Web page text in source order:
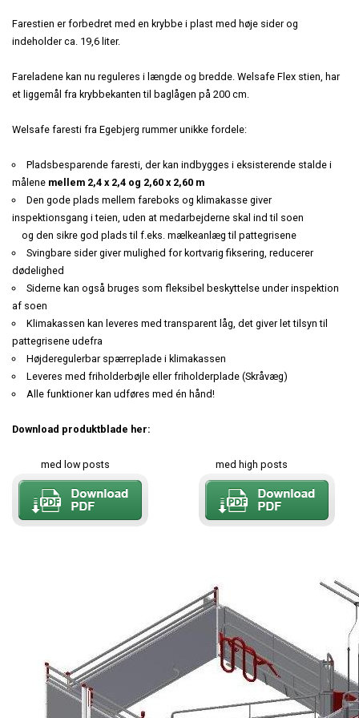
Farestien er forbedret med en krybbe i plast med høje sider og
indeholder ca. 19,6 liter.
Fareladene kan nu reguleres i længde og bredde. Welsafe Flex stien, har
et liggemål fra krybbekanten til baglågen på 200 cm.
Welsafe faresti fra Egebjerg rummer unikke fordele:
Pladsbesparende faresti, der kan indbygges i eksisterende stalde i
målene mellem 2,4 x 2,4 og 2,60 x 2,60 m
Den gode plads mellem fareboks og klimakasse giver
inspektionsgang i teien, uden at medarbejderne skal ind til soen
og den sikre god plads til f.eks. mælkeanlæg til pattegrisene
Svingbare sider giver mulighed for kortvarig fiksering, reducerer
dødelighed
Siderne kan også bruges som fleksibel beskyttelse under inspektion
af soen
Klimakassen kan leveres med transparent låg, det giver let tilsyn til
pattegrisene udefra
Højderegulerbar spærreplade i klimakassen
Leveres med friholderbøjle eller friholderplade (Skråvæg)
Alle funktioner kan udføres med én hånd!
Download produktblade her:
med low posts med high posts